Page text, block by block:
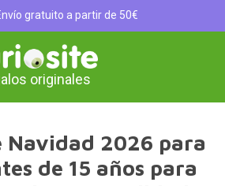
gratuito a partir de 50€
originales
Navidad 2026 para
de 15 años para